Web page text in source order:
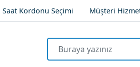
Saat Kordonu Seçimi Müşteri